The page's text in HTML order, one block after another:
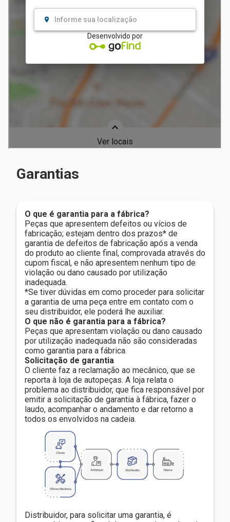
Garantias
O que é garantia para a fábrica?
Peças que apresentem defeitos ou vícios de
fabricação; estejam dentro dos prazos* de
garantia de defeitos de fabricação após a venda
do produto ao cliente final, comprovada através do
cupom fiscal, e não apresentem nenhum tipo de
violação ou dano causado por utilização
inadequada.
*Se tiver dúvidas em como proceder para solicitar
a garantia de uma peça entre em contato com o
seu distribuidor, ele poderá lhe auxiliar.
O que não é garantia para a fábrica?
Peças que apresentam violação ou dano causado
por utilização inadequada não são consideradas
como garantia para a fábrica.
Solicitação de garantia
O cliente faz a reclamação ao mecânico, que se
reporta à loja de autopeças. A loja relata o
problema ao distribuidor, que fica responsável por
emitir a solicitação de garantia à fábrica, fazer o
laudo, acompanhar o andamento e dar retorno a
todos os envolvidos na cadeia.
Distribuidor, para solicitar uma garantia, é